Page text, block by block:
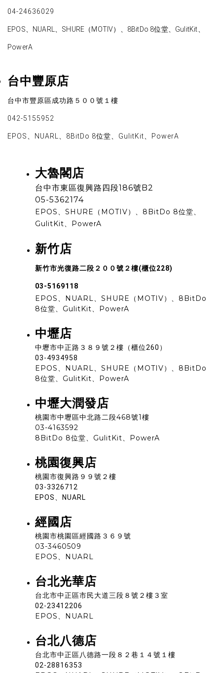
04-24636029
EPOS、NUARL、SHURE（MOTIV）、8BitDo 8位堂、GulitKit、
PowerA
台中豐原店
台中市豐原區成功路５００號１樓
042-5155952
EPOS、NUARL、8BitDo 8位堂、GulitKit、PowerA
大魯閣店
台中市東區復興路四段186號B2
05-5362174
EPOS、SHURE（MOTIV）、8BitDo 8位堂、
GulitKit、PowerA
新竹店
新竹市光復路二段２００號２樓(櫃位228)
03-5169118
EPOS、NUARL、SHURE（MOTIV）、8BitDo
8位堂、GulitKit、PowerA
中壢店
中壢市中正路３８９號２樓（櫃位260）
03-4934958
EPOS、NUARL、SHURE（MOTIV）、8BitDo
8位堂、GulitKit、PowerA
中壢大潤發店
桃園市中壢區中北路二段468號1樓
03-4163592
8BitDo 8位堂、GulitKit、PowerA
桃園復興店
桃園市復興路９９號２樓
03-3326712
EPOS、NUARL
經國店
桃園市桃園區經國路３６９號
03-3460509
EPOS、NUARL
台北光華店
台北市中正區市民大道三段８號２樓３室
02-23412206
EPOS、NUARL
台北八德店
台北市中正區八德路一段８２巷１４號１樓
02-28816353